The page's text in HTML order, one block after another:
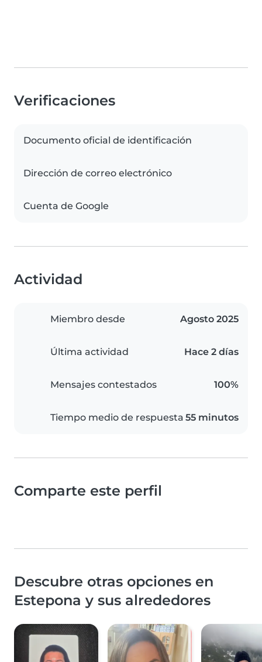
Verificaciones
Documento oficial de identificación
Dirección de correo electrónico
Cuenta de Google
Actividad
Miembro desde Agosto 2025
Última actividad Hace 2 días
Mensajes contestados 100%
Tiempo medio de respuesta 55 minutos
Comparte este perfil
Descubre otras opciones en
Estepona y sus alrededores